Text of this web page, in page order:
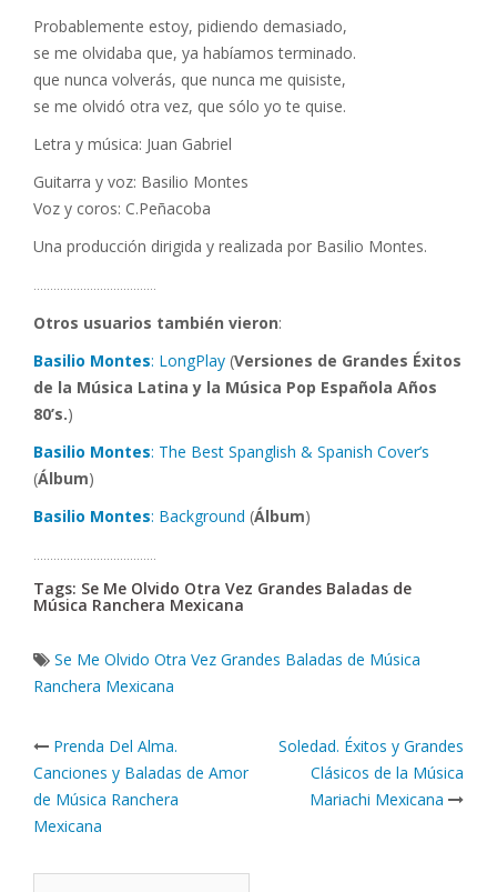
Probablemente estoy, pidiendo demasiado,
se me olvidaba que, ya habíamos terminado.
que nunca volverás, que nunca me quisiste,
se me olvidó otra vez, que sólo yo te quise.
Letra y música: Juan Gabriel
Guitarra y voz: Basilio Montes
Voz y coros: C.Peñacoba
Una producción dirigida y realizada por Basilio Montes.
Otros usuarios también vieron:
Basilio Montes: LongPlay (Versiones de Grandes Éxitos
de la Música Latina y la Música Pop Española Años
80’s.)
Basilio Montes: The Best Spanglish & Spanish Cover’s
(Álbum)
Basilio Montes: Background (Álbum)
Tags: Se Me Olvido Otra Vez Grandes Baladas de
Música Ranchera Mexicana
Se Me Olvido Otra Vez Grandes Baladas de Música
Ranchera Mexicana
Post
navigation
Prenda Del Alma.
Canciones y Baladas de Amor
de Música Ranchera
Mexicana
Soledad. Éxitos y Grandes
Clásicos de la Música
Mariachi Mexicana